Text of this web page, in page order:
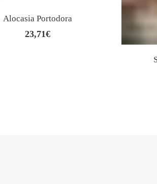
Alocasia Portodora
23,71€